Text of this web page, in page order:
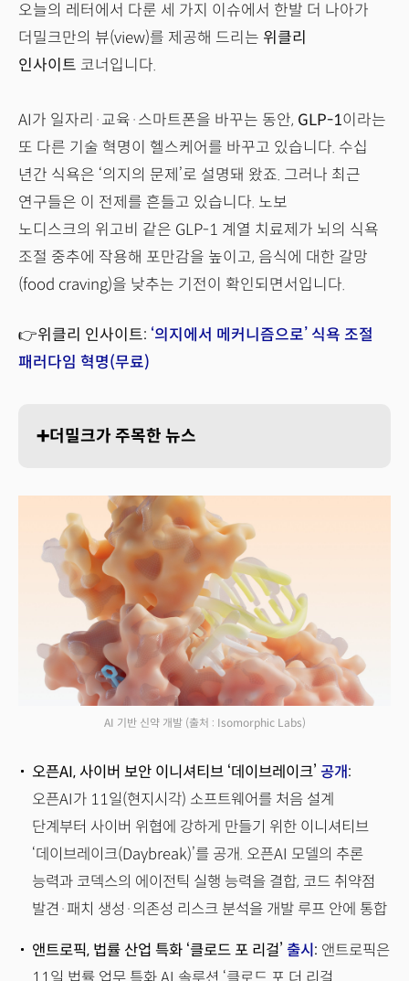
오늘의 레터에서 다룬 세 가지 이슈에서 한발 더 나아가
더밀크만의 뷰(view)를 제공해 드리는 위클리
인사이트 코너입니다.
AI가 일자리·교육·스마트폰을 바꾸는 동안, GLP-1이라는
또 다른 기술 혁명이 헬스케어를 바꾸고 있습니다. 수십
년간 식욕은 ‘의지의 문제’로 설명돼 왔죠. 그러나 최근
연구들은 이 전제를 흔들고 있습니다. 노보
노디스크의 위고비 같은 GLP-1 계열 치료제가 뇌의 식욕
조절 중추에 작용해 포만감을 높이고, 음식에 대한 갈망
(food craving)을 낮추는 기전이 확인되면서입니다.
👉위클리 인사이트: ‘의지에서 메커니즘으로’ 식욕 조절
패러다임 혁명(무료)
➕더밀크가 주목한 뉴스
AI 기반 신약 개발 (출처 : Isomorphic Labs)
오픈AI, 사이버 보안 이니셔티브 ‘데이브레이크’ 공개:
오픈AI가 11일(현지시각) 소프트웨어를 처음 설계
단계부터 사이버 위협에 강하게 만들기 위한 이니셔티브
‘데이브레이크(Daybreak)’를 공개. 오픈AI 모델의 추론
능력과 코덱스의 에이전틱 실행 능력을 결합, 코드 취약점
발견·패치 생성·의존성 리스크 분석을 개발 루프 안에 통합
앤트로픽, 법률 산업 특화 ‘클로드 포 리걸’ 출시: 앤트로픽은